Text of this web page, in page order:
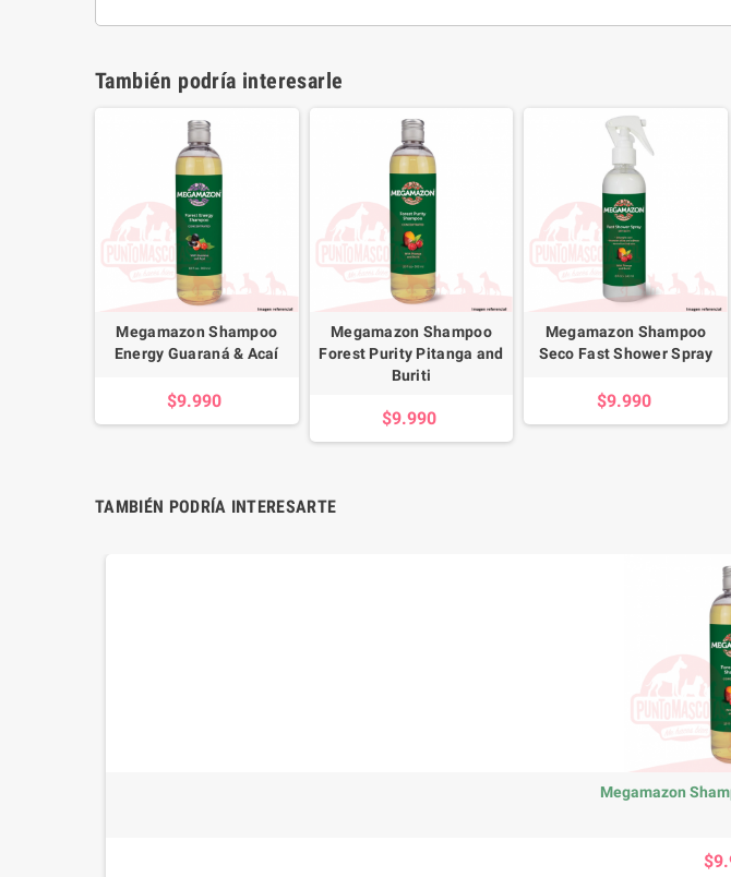
También podría interesarle
Megamazon Shampoo
Energy Guaraná & Acaí
$9.990
Megamazon Shampoo
Forest Purity Pitanga and
Buriti
$9.990
Megamazon Shampoo
Seco Fast Shower Spray
$9.990
TAMBIÉN PODRÍA INTERESARTE
Megamazon